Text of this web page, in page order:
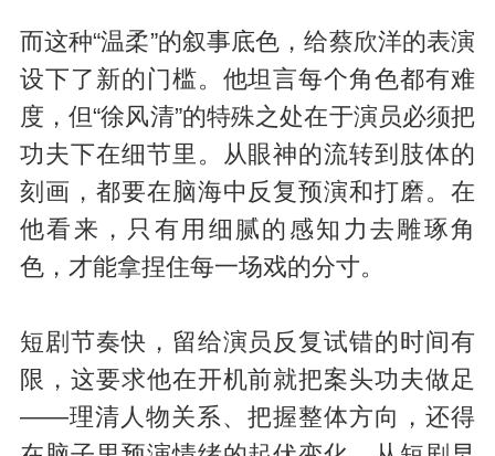
而这种“温柔”的叙事底色，给蔡欣洋的表演
设下了新的门槛。他坦言每个角色都有难
度，但“徐风清”的特殊之处在于演员必须把
功夫下在细节里。从眼神的流转到肢体的
刻画，都要在脑海中反复预演和打磨。在
他看来，只有用细腻的感知力去雕琢角
色，才能拿捏住每一场戏的分寸。
短剧节奏快，留给演员反复试错的时间有
限，这要求他在开机前就把案头功夫做足
——理清人物关系、把握整体方向，还得